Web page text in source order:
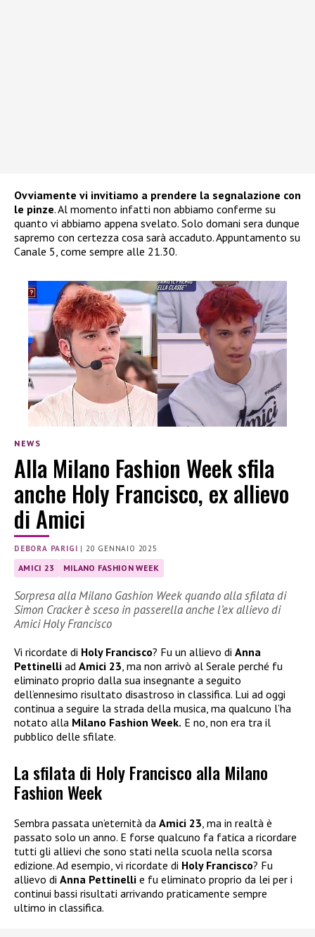
Ovviamente vi invitiamo a prendere la segnalazione con
le pinze. Al momento infatti non abbiamo conferme su
quanto vi abbiamo appena svelato. Solo domani sera dunque
sapremo con certezza cosa sarà accaduto. Appuntamento su
Canale 5, come sempre alle 21.30.
NEWS
Alla Milano Fashion Week sfila
anche Holy Francisco, ex allievo
di Amici
DEBORA PARIGI | 20 GENNAIO 2025
AMICI 23 MILANO FASHION WEEK
Sorpresa alla Milano Gashion Week quando alla sfilata di
Simon Cracker è sceso in passerella anche l’ex allievo di
Amici Holy Francisco
Vi ricordate di Holy Francisco? Fu un allievo di Anna
Pettinelli ad Amici 23, ma non arrivò al Serale perché fu
eliminato proprio dalla sua insegnante a seguito
dell’ennesimo risultato disastroso in classifica. Lui ad oggi
continua a seguire la strada della musica, ma qualcuno l’ha
notato alla Milano Fashion Week. E no, non era tra il
pubblico delle sfilate.
La sfilata di Holy Francisco alla Milano
Fashion Week
Sembra passata un’eternità da Amici 23 , ma in realtà è
passato solo un anno. E forse qualcuno fa fatica a ricordare
tutti gli allievi che sono stati nella scuola nella scorsa
edizione. Ad esempio, vi ricordate di Holy Francisco? Fu
allievo di Anna Pettinelli e fu eliminato proprio da lei per i
continui bassi risultati arrivando praticamente sempre
ultimo in classifica.